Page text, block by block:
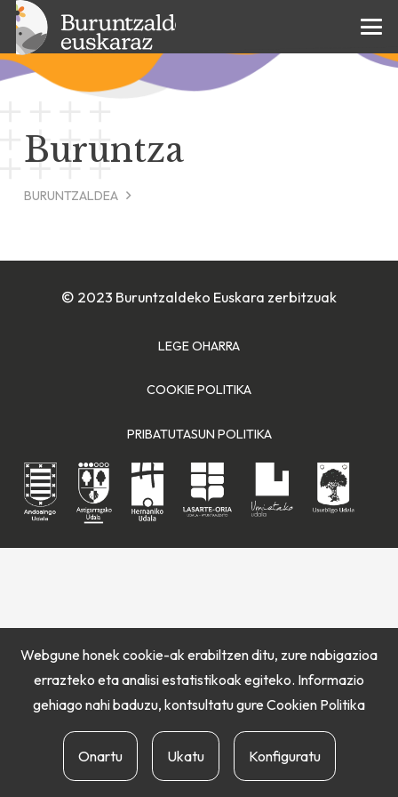
Buruntza
BURUNTZALDEA
© 2023 Buruntzaldeko Euskara zerbitzuak
LEGE OHARRA
COOKIE POLITIKA
PRIBATUTASUN POLITIKA
Webgune honek cookie-ak erabiltzen ditu, zure nabigazioa
errazteko eta analisi estatistikoak egiteko. Informazio
gehiago nahi baduzu, kontsultatu gure Cookien Politika
Onartu Ukatu Konfiguratu